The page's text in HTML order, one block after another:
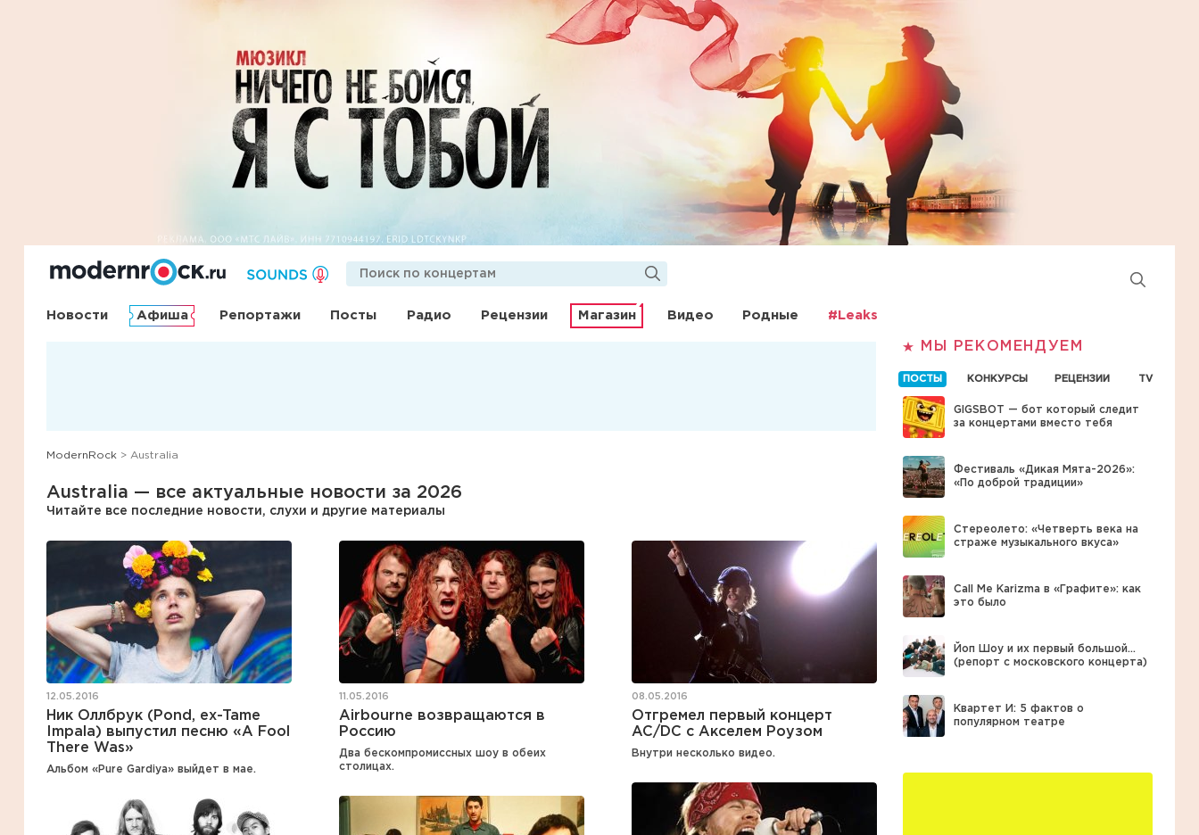
Новости Афиша Репортажи Посты Радио Рецензии Магазин Видео Родные #Leaks
ModernRock > Australia
Australia — все актуальные новости за 2026
Читайте все последние новости, слухи и другие материалы
12.05.2016
Ник Оллбрук (Pond, ex-Tame
Impala) выпустил песню «A Fool
There Was»
Альбом «Pure Gardiya» выйдет в мае.
11.05.2016
Airbourne возвращаются в
Россию
Два бескомпромиссных шоу в обеих
столицах.
08.05.2016
Отгремел первый концерт
AC/DC с Акселем Роузом
Внутри несколько видео.
МЫ РЕКОМЕНДУЕМ
ПОСТЫ КОНКУРСЫ РЕЦЕНЗИИ TV
GIGSBOT — бот который следит
за концертами вместо тебя
Фестиваль «Дикая Мята-2026»:
«По доброй традиции»
Стереолето: «Четверть века на
страже музыкального вкуса»
Call Me Karizma в «Графите»: как
это было
Йоп Шоу и их первый большой…
(репорт с московского концерта)
Квартет И: 5 фактов о
популярном театре